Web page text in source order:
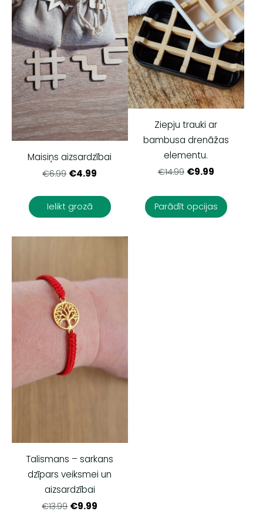
Maisiņs aizsardzībai
€6.99 €4.99
Ielikt grozā
Ziepju trauki ar
bambusa drenāžas
elementu.
€14.99 €9.99
Parādīt opcijas
Talismans – sarkans
dzīpars veiksmei un
aizsardzībai
€13.99 €9.99